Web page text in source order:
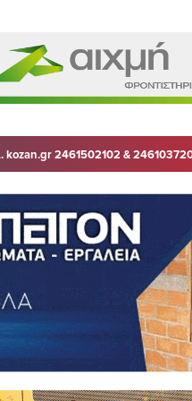
kozan.gr 2461502102 &